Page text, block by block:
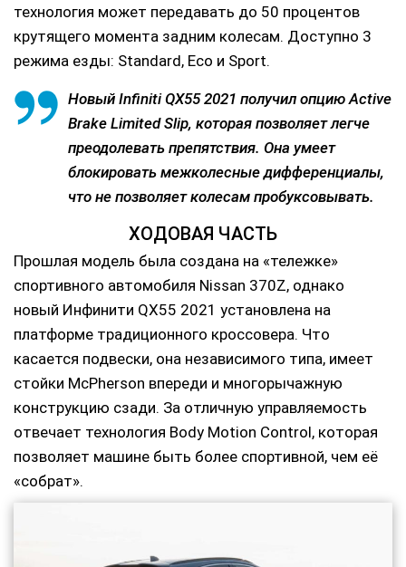
технология может передавать до 50 процентов
крутящего момента задним колесам. Доступно 3
режима езды: Standard, Eco и Sport.
Новый Infiniti QX55 2021 получил опцию Active
Brake Limited Slip, которая позволяет легче
преодолевать препятствия. Она умеет
блокировать межколесные дифференциалы,
что не позволяет колесам пробуксовывать.
ХОДОВАЯ ЧАСТЬ
Прошлая модель была создана на «тележке»
спортивного автомобиля Nissan 370Z, однако
новый Инфинити QX55 2021 установлена на
платформе традиционного кроссовера. Что
касается подвески, она независимого типа, имеет
стойки McPherson впереди и многорычажную
конструкцию сзади. За отличную управляемость
отвечает технология Body Motion Control, которая
позволяет машине быть более спортивной, чем её
«собрат».